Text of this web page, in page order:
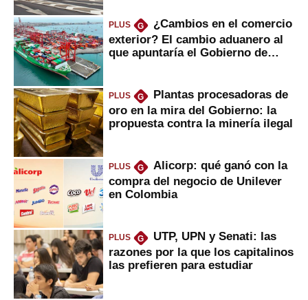
PLUS G
¿Cambios en el comercio
exterior? El cambio aduanero al
que apuntaría el Gobierno de
PLUS G
Plantas procesadoras de
oro en la mira del Gobierno: la
propuesta contra la minería ilegal
PLUS G
Alicorp: qué ganó con la
compra del negocio de Unilever
en Colombia
PLUS G
UTP, UPN y Senati: las
razones por la que los capitalinos
las prefieren para estudiar